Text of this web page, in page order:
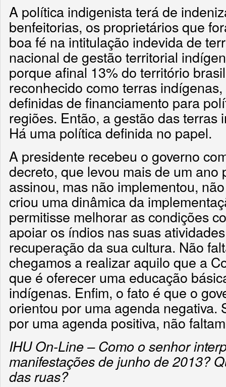
A política indigenista terá de
benfeitorias, os proprietários que
boa fé na intitulação indevida de
nacional de gestão territorial
porque afinal 13% do território
reconhecido como terras
definidas de financiamento para
regiões. Então, a gestão das terras
Há uma política definida no papel.
A presidente recebeu o governo
decreto, que levou mais de um ano
assinou, mas não implementou,
criou uma dinâmica da
permitisse melhorar as condições
apoiar os índios nas suas
recuperação da sua cultura. Não
chegamos a realizar aquilo que a
que é oferecer uma educação
indígenas. Enfim, o fato é que o
orientou por uma agenda negativa.
por uma agenda positiva, não
IHU On-Line – Como o senhor
manifestações de junho de 2013?
das ruas?